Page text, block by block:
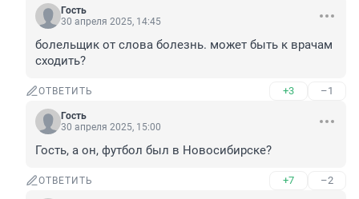
Гость
30 апреля 2025, 14:45
болельщик от слова болезнь. может быть к врачам
сходить?
ОТВЕТИТЬ +3 –1
Гость
30 апреля 2025, 15:00
Гость, а он, футбол был в Новосибирске?
ОТВЕТИТЬ +7 –2